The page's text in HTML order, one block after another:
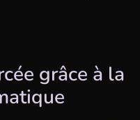
grâce à la